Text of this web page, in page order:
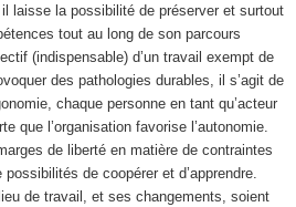
laisse la possibilité de préserver et surtout
tout au long de son parcours
(indispensable) d’un travail exempt de
des pathologies durables, il s’agit de
chaque personne en tant qu’acteur
que l’organisation favorise l’autonomie.
de liberté en matière de contraintes
de coopérer et d’apprendre.
de travail, et ses changements, soient